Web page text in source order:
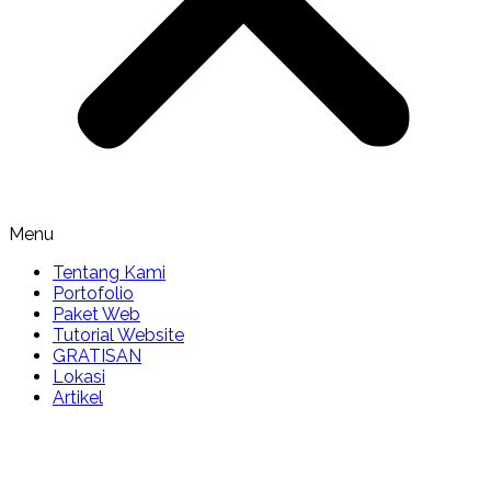
Menu
Tentang Kami
Portofolio
Paket Web
Tutorial Website
GRATISAN
Lokasi
Artikel